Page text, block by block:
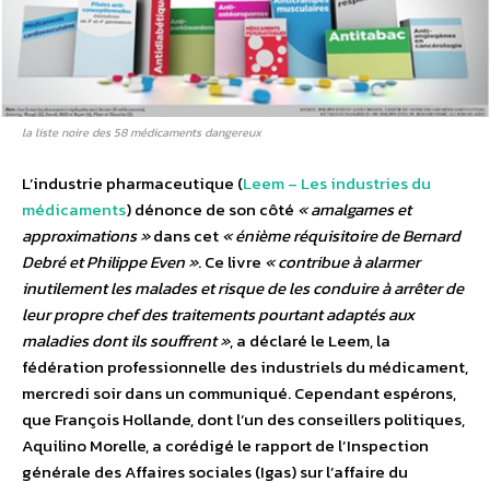
la liste noire des 58 médicaments dangereux
L’industrie pharmaceutique (Leem – Les industries du
médicaments) dénonce de son côté « amalgames et
approximations »dans cet« énième réquisitoire de Bernard
Debré et Philippe Even ». Ce livre « contribue à alarmer
inutilement les malades et risque de les conduire à arrêter de
leur propre chef des traitements pourtant adaptés aux
maladies dont ils souffrent », a déclaré le Leem, la
fédération professionnelle des industriels du médicament,
mercredi soir dans un communiqué. Cependant espérons,
que François Hollande, dont l’un des conseillers politiques,
Aquilino Morelle, a corédigé le rapport de l’Inspection
générale des Affaires sociales (Igas) sur l’affaire du